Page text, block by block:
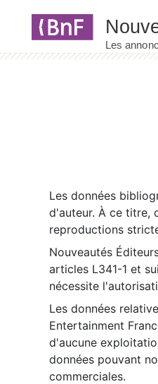
Les données
d'auteur. À ce titre,
reproductions
Nouveautés
articles L341-1 et
nécessite
Les données
Entertainment
d'aucune
données pouvant
commerciales.